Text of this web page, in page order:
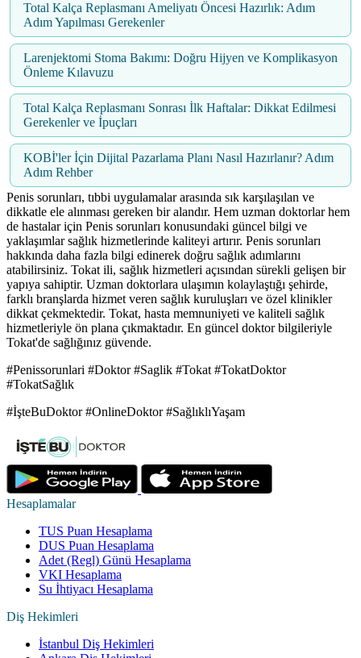
Total Kalça Replasmanı Ameliyatı Öncesi Hazırlık: Adım
Adım Yapılması Gerekenler
Larenjektomi Stoma Bakımı: Doğru Hijyen ve Komplikasyon
Önleme Kılavuzu
Total Kalça Replasmanı Sonrası İlk Haftalar: Dikkat Edilmesi
Gerekenler ve İpuçları
KOBİ'ler İçin Dijital Pazarlama Planı Nasıl Hazırlanır? Adım
Adım Rehber
Penis sorunları, tıbbi uygulamalar arasında sık karşılaşılan ve
dikkatle ele alınması gereken bir alandır. Hem uzman doktorlar hem
de hastalar için Penis sorunları konusundaki güncel bilgi ve
yaklaşımlar sağlık hizmetlerinde kaliteyi artırır. Penis sorunları
hakkında daha fazla bilgi edinerek doğru sağlık adımlarını
atabilirsiniz. Tokat ili, sağlık hizmetleri açısından sürekli gelişen bir
yapıya sahiptir. Uzman doktorlara ulaşımın kolaylaştığı şehirde,
farklı branşlarda hizmet veren sağlık kuruluşları ve özel klinikler
dikkat çekmektedir. Tokat, hasta memnuniyeti ve kaliteli sağlık
hizmetleriyle ön plana çıkmaktadır. En güncel doktor bilgileriyle
Tokat'de sağlığınız güvende.
#Penissorunlari #Doktor #Saglik #Tokat #TokatDoktor
#TokatSağlık
#İşteBuDoktor #OnlineDoktor #SağlıklıYaşam
Hesaplamalar
TUS Puan Hesaplama
DUS Puan Hesaplama
Adet (Regl) Günü Hesaplama
VKI Hesaplama
Su İhtiyacı Hesaplama
Diş Hekimleri
İstanbul Diş Hekimleri